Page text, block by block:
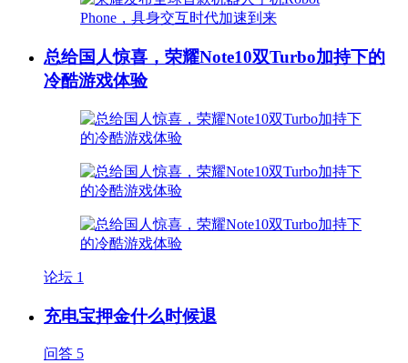
总给国人惊喜，荣耀Note10双Turbo加持下的
冷酷游戏体验
论坛 1
充电宝押金什么时候退
问答 5